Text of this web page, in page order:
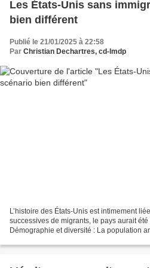
Les États-Unis sans
bien différent
Publié le 21/01/2025 à 22:58
Par Christian Dechartres, cd-lmdp
L’histoire des États-Unis est intimement
successives de migrants, le pays aurait
Démographie et diversité : La population